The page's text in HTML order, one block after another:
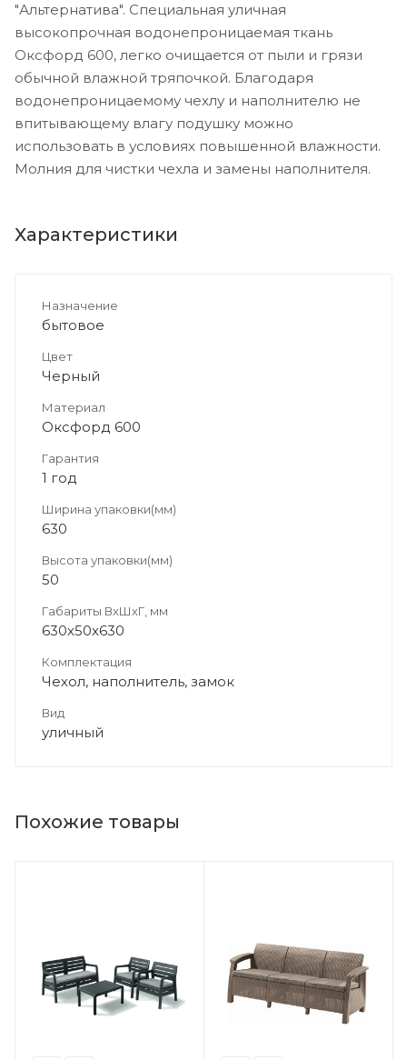
"Альтернатива". Специальная уличная
высокопрочная водонепроницаемая ткань
Оксфорд 600, легко очищается от пыли и грязи
обычной влажной тряпочкой. Благодаря
водонепроницаемому чехлу и наполнителю не
впитывающему влагу подушку можно
использовать в условиях повышенной влажности.
Молния для чистки чехла и замены наполнителя.
Характеристики
Назначение
бытовое
Цвет
Черный
Материал
Оксфорд 600
Гарантия
1 год
Ширина упаковки(мм)
630
Высота упаковки(мм)
50
Габариты ВхШхГ, мм
630х50х630
Комплектация
Чехол, наполнитель, замок
Вид
уличный
Похожие товары